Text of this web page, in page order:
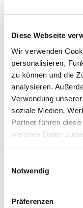
Diese Webseite
Wir verwenden
personalisieren,
zu können und die
analysieren.
Verwendung
soziale Medien,
Partner führen
weiteren Daten
Notwendig
Präferenzen
Merzerisieren:
wodurch der Stoff
aufnahmefähiger für
Bettwäsche aus
besonders durch
gefallen...